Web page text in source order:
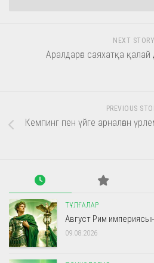
NEXT STORY
Аралдарға саяхатқа
PREVIOUS
Кемпинг пен үйге арналған
ТҰЛҒАЛАР
Август Рим империясын
09.08.2026